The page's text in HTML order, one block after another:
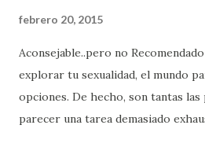
febrero 20, 2015
Aconsejable..pero no
explorar tu sexualidad, el mundo
opciones. De hecho, son tantas
parecer una tarea demasiado